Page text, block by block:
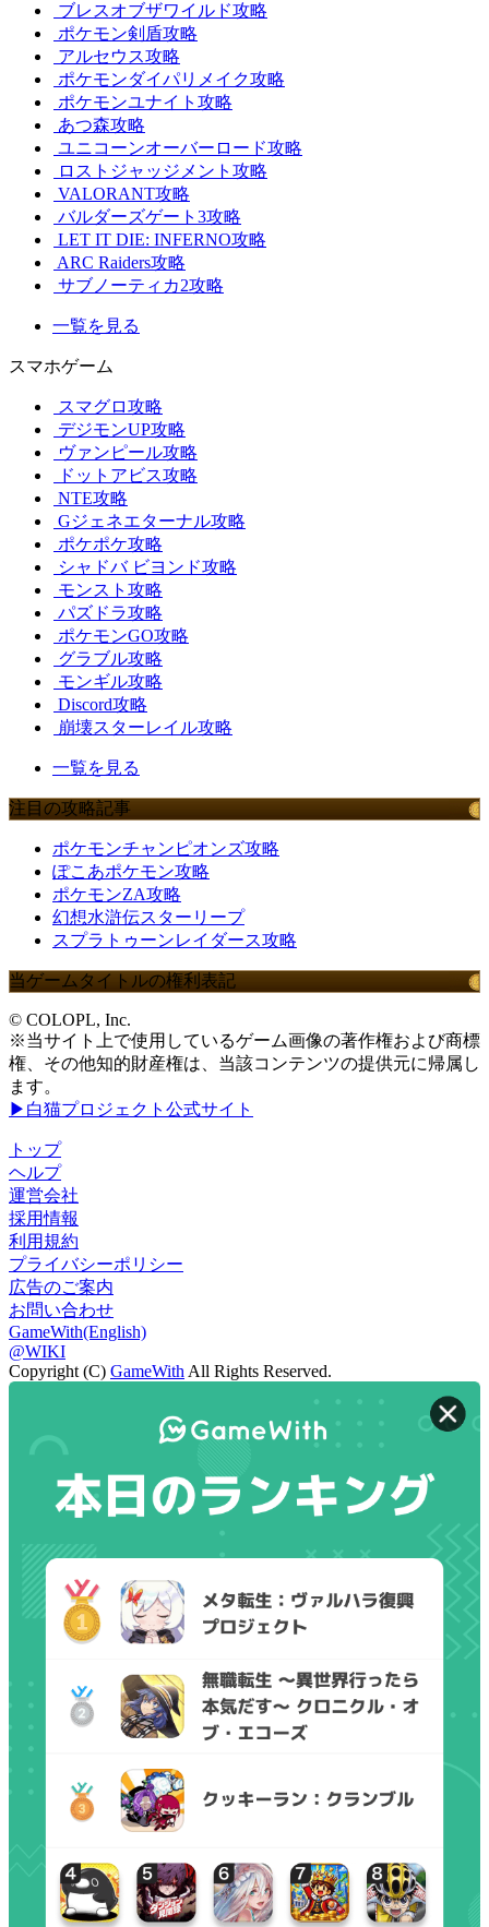
ブレスオブザワイルド攻略
ポケモン剣盾攻略
アルセウス攻略
ポケモンダイパリメイク攻略
ポケモンユナイト攻略
あつ森攻略
ユニコーンオーバーロード攻略
ロストジャッジメント攻略
VALORANT攻略
バルダーズゲート3攻略
LET IT DIE: INFERNO攻略
ARC Raiders攻略
サブノーティカ2攻略
一覧を見る
スマホゲーム
スマグロ攻略
デジモンUP攻略
ヴァンピール攻略
ドットアビス攻略
NTE攻略
Gジェネエターナル攻略
ポケポケ攻略
シャドバ ビヨンド攻略
モンスト攻略
パズドラ攻略
ポケモンGO攻略
グラブル攻略
モンギル攻略
Discord攻略
崩壊スターレイル攻略
一覧を見る
注目の攻略記事
ポケモンチャンピオンズ攻略
ぽこあポケモン攻略
ポケモンZA攻略
幻想水滸伝スターリープ
スプラトゥーンレイダース攻略
当ゲームタイトルの権利表記
© COLOPL, Inc.
※当サイト上で使用しているゲーム画像の著作権および商標
権、その他知的財産権は、当該コンテンツの提供元に帰属し
ます。
▶白猫プロジェクト公式サイト
トップ
ヘルプ
運営会社
採用情報
利用規約
プライバシーポリシー
広告のご案内
お問い合わせ
GameWith(English)
@WIKI
Copyright (C) GameWithAll Rights Reserved.